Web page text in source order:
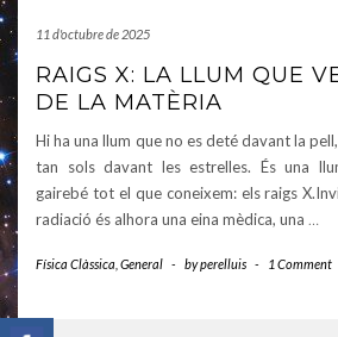
11 d'octubre de 2025
RAIGS X: LA LLUM QUE
DE LA MATÈRIA
Hi ha una llum que no es deté davant la
tan sols davant les estrelles. És una
gairebé tot el que coneixem: els raigs
radiació és alhora una eina mèdica, una …
Física Clàssica General - byperelluis - 1 Comment